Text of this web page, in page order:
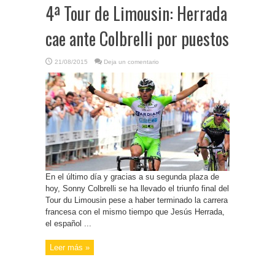
4ª Tour de Limousin: Herrada
cae ante Colbrelli por puestos
21/08/2015 Deja un comentario
En el último día y gracias a su segunda plaza de
hoy, Sonny Colbrelli se ha llevado el triunfo final del
Tour du Limousin pese a haber terminado la carrera
francesa con el mismo tiempo que Jesús Herrada,
el español ...
Leer más »